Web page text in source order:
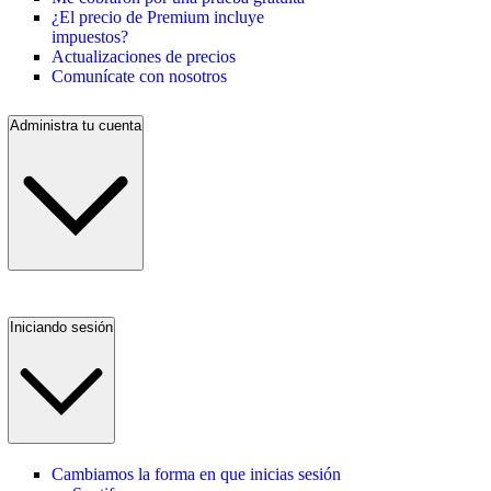
¿El precio de Premium incluye
impuestos?
Actualizaciones de precios
Comunícate con nosotros
Administra tu cuenta
Iniciando sesión
Cambiamos la forma en que inicias sesión